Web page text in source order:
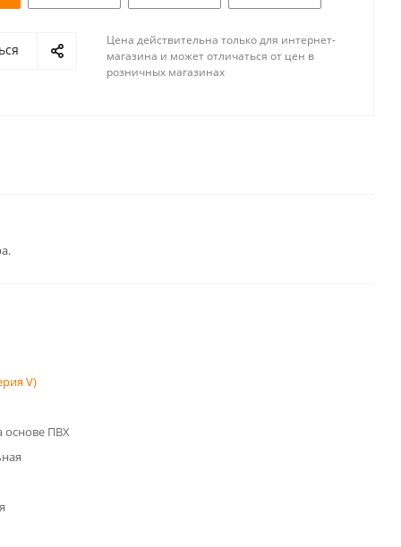
Цена действительна только для интернет-
магазина и может отличаться от цен в
розничных магазинах
V)
основе ПВХ